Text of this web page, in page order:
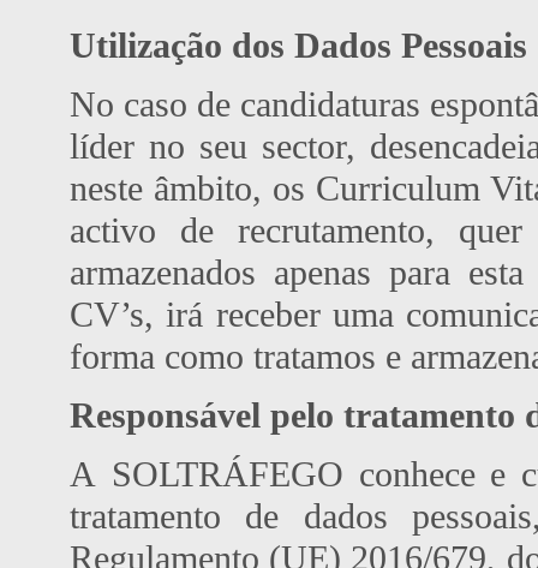
Utilização dos Dados Pessoais
No caso de candidaturas
líder no seu sector,
neste âmbito, os Curriculum
activo de recrutamento, quer
armazenados apenas para
CV’s, irá receber uma
forma como tratamos e
Responsável pelo tratamento
A SOLTRÁFEGO conhece e
tratamento de dados
Regulamento (UE) 2016/679,